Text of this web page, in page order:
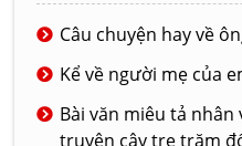
Câu chuyện hay về
Kể về người mẹ của
Bài văn miêu tả
truyện cây tre trăm